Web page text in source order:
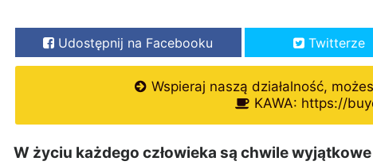
Udostępnij na Facebooku Twitterze
Wspieraj naszą działalność,
KAWA: https://
W życiu każdego człowieka są chwile